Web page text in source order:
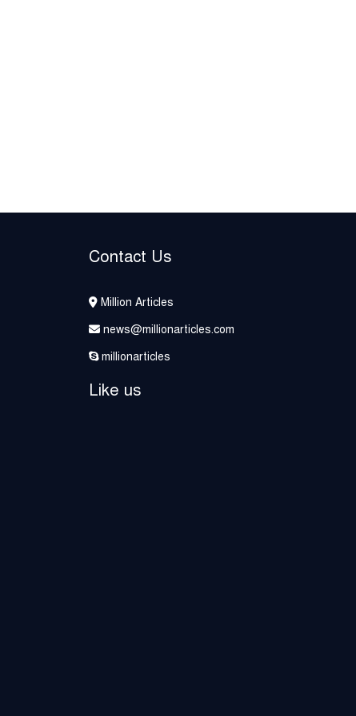
Contact Us
Million Articles
news@millionarticles.com
millionarticles
Like us